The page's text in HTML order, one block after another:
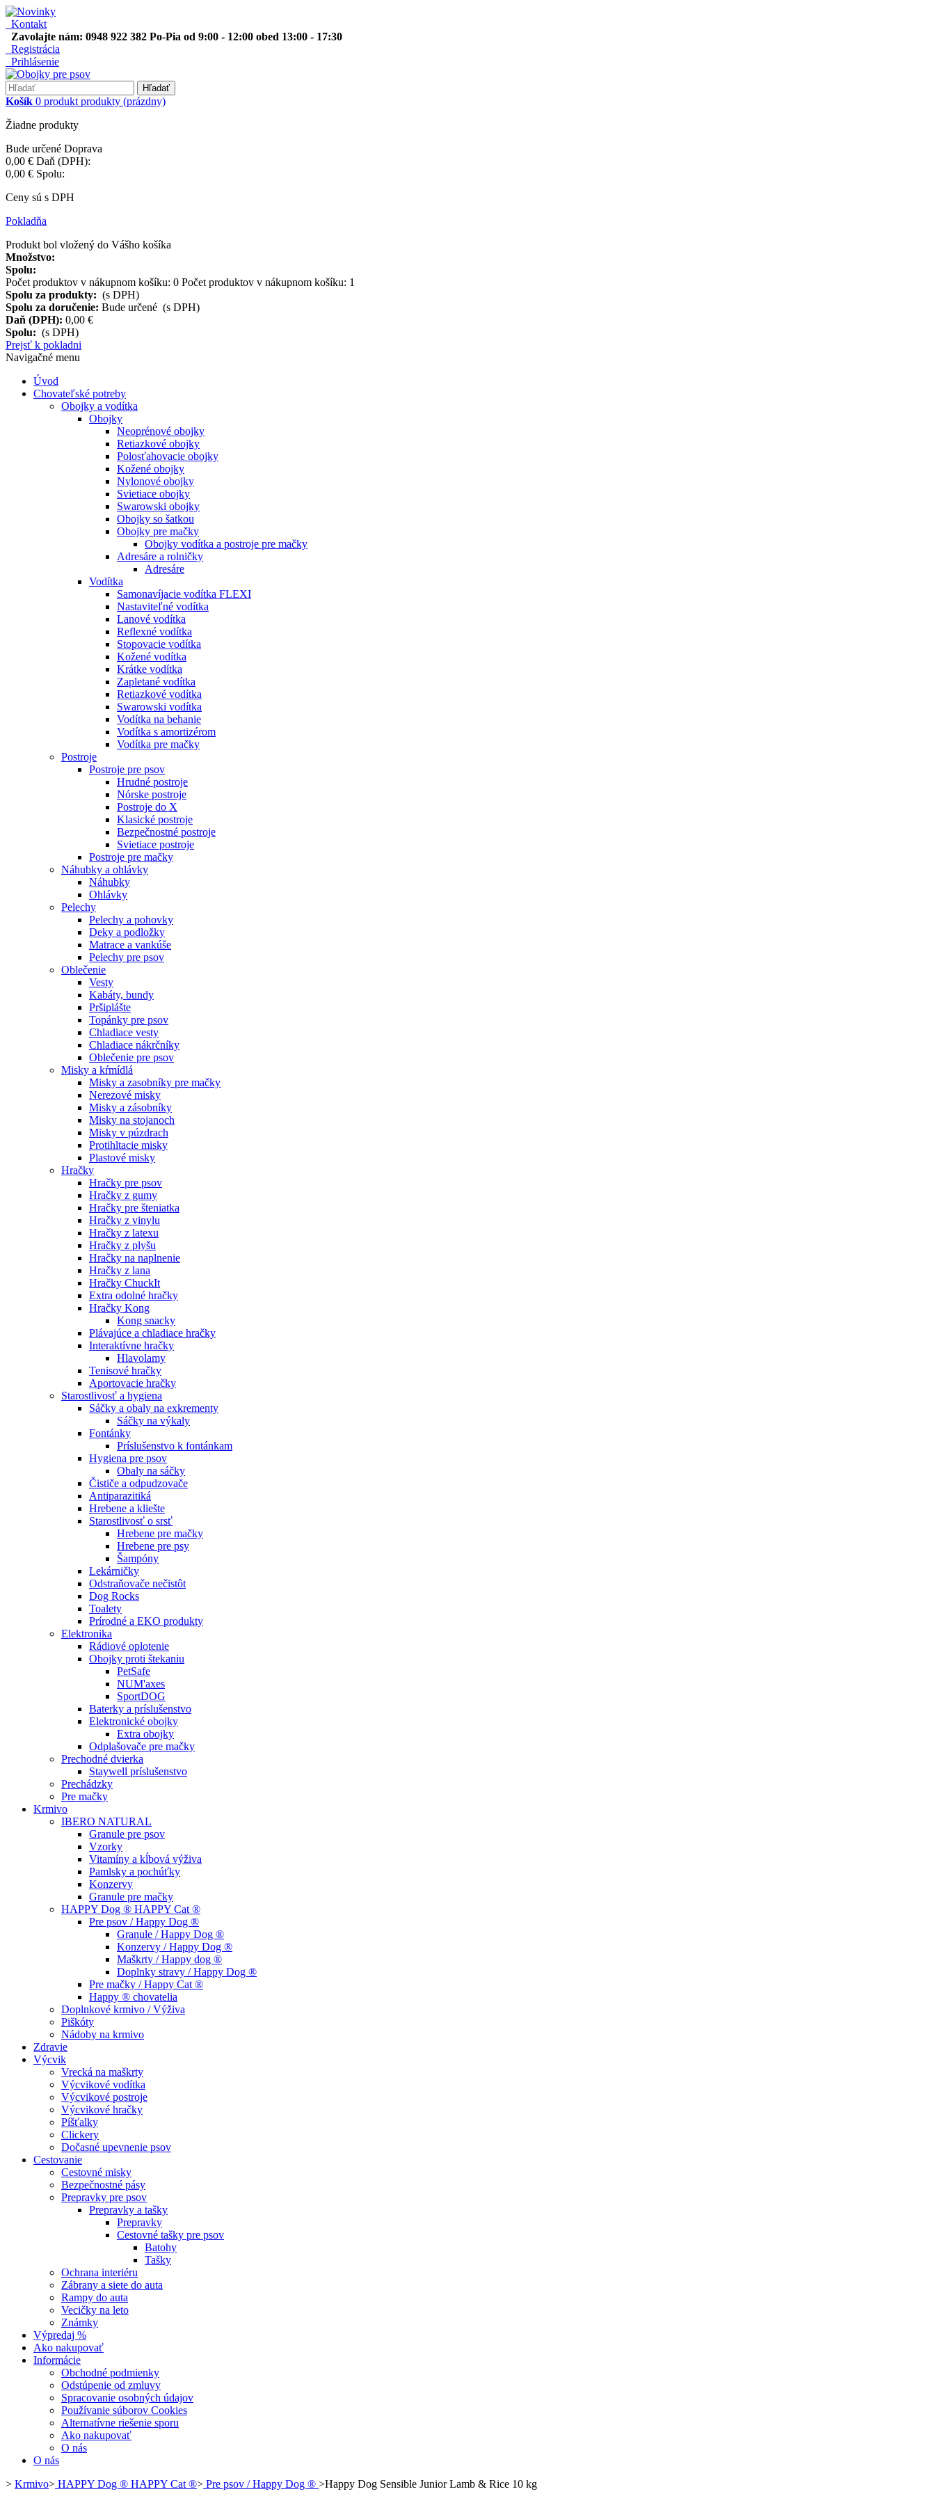
Kontakt
Zavolajte nám: 0948 922 382 Po-Pia od 9:00 - 12:00 obed 13:00 - 17:30
Registrácia
Prihlásenie
Hľadať
Košík 0 produkt produkty (prázdny)
Žiadne produkty
Bude určené Doprava
0,00 € Daň (DPH):
0,00 € Spolu:
Ceny sú s DPH
Pokladňa
Produkt bol vložený do Vášho košíka
Množstvo:
Spolu:
Počet produktov v nákupnom košíku: 0 Počet produktov v nákupnom košíku: 1
Spolu za produkty: (s DPH)
Spolu za doručenie: Bude určené (s DPH)
Daň (DPH): 0,00 €
Spolu: (s DPH)
Prejsť k pokladni
Navigačné menu
Úvod
Chovateľské potreby
Obojky a vodítka
Obojky
Neoprénové obojky
Retiazkové obojky
Polosťahovacie obojky
Kožené obojky
Nylonové obojky
Svietiace obojky
Swarowski obojky
Obojky so šatkou
Obojky pre mačky
Obojky vodítka a postroje pre mačky
Adresáre a rolničky
Adresáre
Vodítka
Samonavíjacie vodítka FLEXI
Nastaviteľné vodítka
Lanové vodítka
Reflexné vodítka
Stopovacie vodítka
Kožené vodítka
Krátke vodítka
Zapletané vodítka
Retiazkové vodítka
Swarowski vodítka
Vodítka na behanie
Vodítka s amortizérom
Vodítka pre mačky
Postroje
Postroje pre psov
Hrudné postroje
Nórske postroje
Postroje do X
Klasické postroje
Bezpečnostné postroje
Svietiace postroje
Postroje pre mačky
Náhubky a ohlávky
Náhubky
Ohlávky
Pelechy
Pelechy a pohovky
Deky a podložky
Matrace a vankúše
Pelechy pre psov
Oblečenie
Vesty
Kabáty, bundy
Pršiplášte
Topánky pre psov
Chladiace vesty
Chladiace nákrčníky
Oblečenie pre psov
Misky a kŕmídlá
Misky a zasobníky pre mačky
Nerezové misky
Misky a zásobníky
Misky na stojanoch
Misky v púzdrach
Protihltacie misky
Plastové misky
Hračky
Hračky pre psov
Hračky z gumy
Hračky pre šteniatka
Hračky z vinylu
Hračky z latexu
Hračky z plyšu
Hračky na naplnenie
Hračky z lana
Hračky ChuckIt
Extra odolné hračky
Hračky Kong
Kong snacky
Plávajúce a chladiace hračky
Interaktívne hračky
Hlavolamy
Tenisové hračky
Aportovacie hračky
Starostlivosť a hygiena
Sáčky a obaly na exkrementy
Sáčky na výkaly
Fontánky
Príslušenstvo k fontánkam
Hygiena pre psov
Obaly na sáčky
Čističe a odpudzovače
Antiparazitiká
Hrebene a kliešte
Starostlivosť o srsť
Hrebene pre mačky
Hrebene pre psy
Šampóny
Lekárničky
Odstraňovače nečistôt
Dog Rocks
Toalety
Prírodné a EKO produkty
Elektronika
Rádiové oplotenie
Obojky proti štekaniu
PetSafe
NUM'axes
SportDOG
Baterky a príslušenstvo
Elektronické obojky
Extra obojky
Odplašovače pre mačky
Prechodné dvierka
Staywell príslušenstvo
Prechádzky
Pre mačky
Krmivo
IBERO NATURAL
Granule pre psov
Vzorky
Vitamíny a kĺbová výživa
Pamlsky a pochúťky
Konzervy
Granule pre mačky
HAPPY Dog ® HAPPY Cat ®
Pre psov / Happy Dog ®
Granule / Happy Dog ®
Konzervy / Happy Dog ®
Maškrty / Happy dog ®
Doplnky stravy / Happy Dog ®
Pre mačky / Happy Cat ®
Happy ® chovatelia
Doplnkové krmivo / Výživa
Piškóty
Nádoby na krmivo
Zdravie
Výcvik
Vrecká na maškrty
Výcvikové vodítka
Výcvikové postroje
Výcvikové hračky
Píšťalky
Clickery
Dočasné upevnenie psov
Cestovanie
Cestovné misky
Bezpečnostné pásy
Prepravky pre psov
Prepravky a tašky
Prepravky
Cestovné tašky pre psov
Batohy
Tašky
Ochrana interiéru
Zábrany a siete do auta
Rampy do auta
Vecičky na leto
Známky
Výpredaj %
Ako nakupovať
Informácie
Obchodné podmienky
Odstúpenie od zmluvy
Spracovanie osobných údajov
Používanie súborov Cookies
Alternatívne riešenie sporu
Ako nakupovať
O nás
O nás
> Krmivo> HAPPY Dog ® HAPPY Cat ®> Pre psov / Happy Dog ® >Happy Dog Sensible Junior Lamb & Rice 10 kg